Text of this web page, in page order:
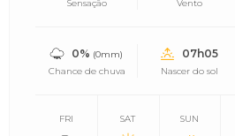
Sensação Vento
0% (0mm)
Chance de chuva
07h05
Nascer do sol
FRI SAT SUN